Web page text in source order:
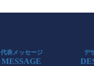
代表メッセージ
MESSAGE
デ